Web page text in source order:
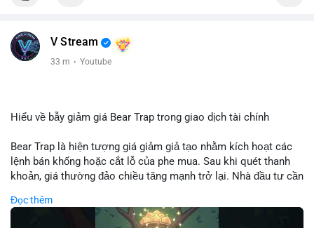
V Stream
33 m · Youtube
Hiểu về bẫy giảm giá Bear Trap trong giao dịch tài chính
Bear Trap là hiện tượng giá giảm giả tạo nhằm kích hoạt các
lệnh bán khống hoặc cắt lỗ của phe mua. Sau khi quét thanh
khoản, giá thường đảo chiều tăng mạnh trở lại. Nhà đầu tư cần
hóa điểm vào lệnh.
Đọc thêm